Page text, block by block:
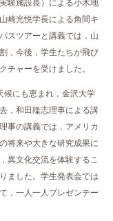
験施設長）による小木地
崎光悦学長による角間キ
スツアーと講義では，山
，今後，学生たちが飛び
チャーを受けました。
候にも恵まれ，金沢大学
，和田隆志理事による講
事の講義では，アメリカ
将来や大きな研究成果に
異文化交流を体験するこ
ました。学生発表会では
，一人一人プレゼンテー